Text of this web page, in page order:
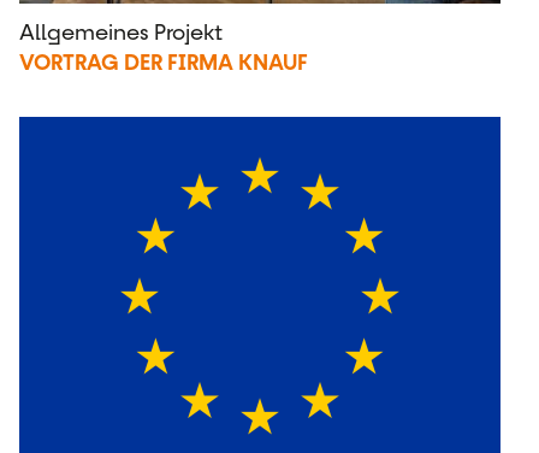
Allgemeines Projekt
VORTRAG DER FIRMA KNAUF